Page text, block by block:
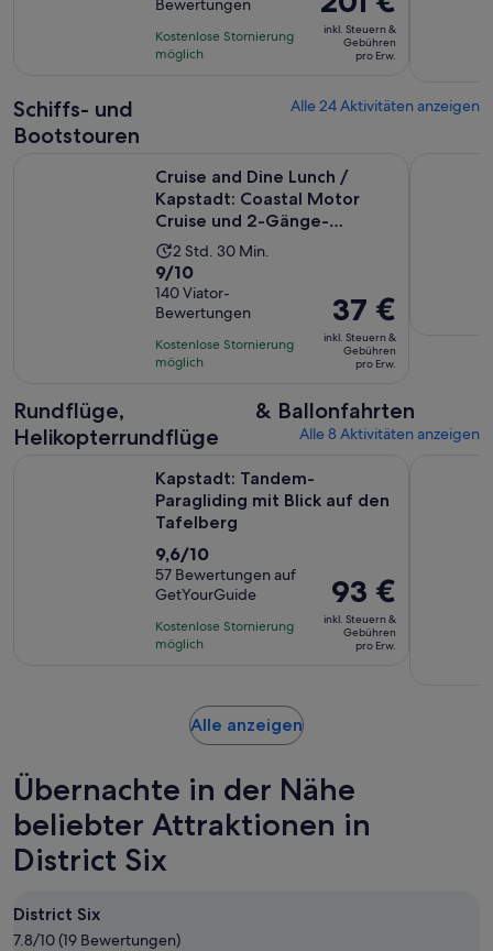
9
Stunden
10,
basierend
auf
Bewertungen
Kostenlose Stornierung
möglich
Preis
beträgt
201 €
Erw.
inkl. Steuern &
Gebühren
pro Erw.
Schiffs- und
Bootstouren
Alle 24 Aktivitäten anzeigen
Cruise and Dine Lunch /
Kapstadt: Coastal Motor
Cruise und 2-Gänge-
Mittages...
Die
Aktivität
dauert
2
Stunden
und
2 Std. 30 Min.
9.0
von
10,
basierend
auf
Bewertungen.
9/10
140 Viator-
Bewertungen
Kostenlose Stornierung
möglich
Der
Preis
beträgt
37 €
Erw.
37 €
inkl. Steuern &
Gebühren
pro Erw.
Rundflüge,
Helikopterrundflüge
& Ballonfahrten
Alle 8 Aktivitäten anzeigen
Kapstadt: Tandem-
Paragliding mit Blick auf den
Tafelberg
9.6
von
10,
basierend
auf
9,6/10
57 Bewertungen auf
GetYourGuide
Kostenlose Stornierung
möglich
Der
Preis
beträgt
93 €
93 €
inkl. Steuern &
Gebühren
pro Erw.
Alle anzeigenWird
neuen
geöffnet
Übernachte in der Nähe
beliebter Attraktionen in
District Six
District Six
7.8/10 (19 Bewertungen)